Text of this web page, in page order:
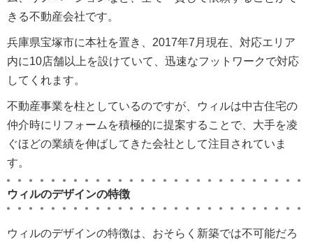
きる不動産会社です。
兵庫県宝塚市に本社を置き、2017年7月現在、対応エリア
内に10店舗以上を設けていて、迅速なフットワークで対応
してくれます。
不動産事業を柱としているのですが、ウィルは中古住宅の
仲介時にリフォームを積極的に提案することで、大手を凌
ぐほどの業績を伸ばしてきた会社として注目されていま
す。
ウィルのデザインの特徴
ウィルのデザインの特徴は、おそらく新築では不可能だろ